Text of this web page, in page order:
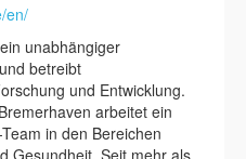
en/
unabhängiger
betreibt
und Entwicklung.
arbeitet ein
in den Bereichen
Gesundheit. Seit mehr als